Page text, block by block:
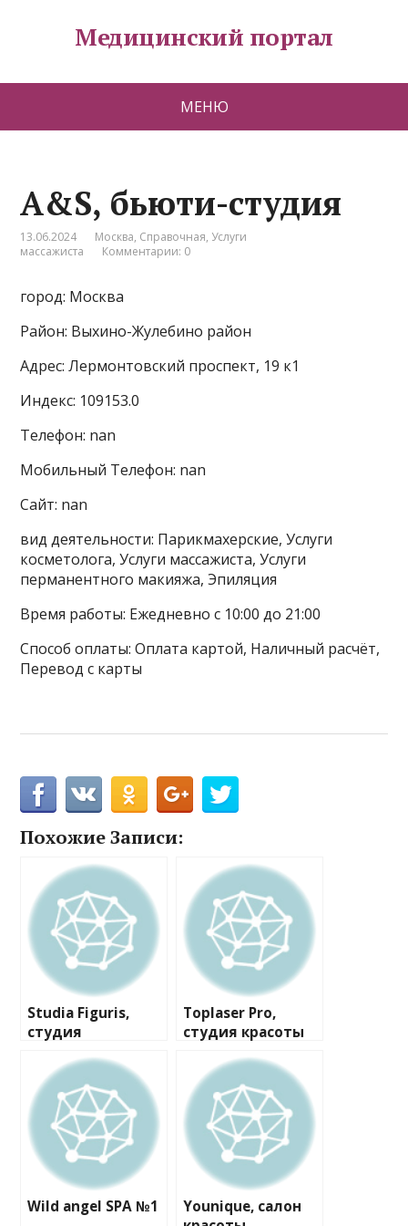
Медицинский портал
МЕНЮ
A&S, бьюти-студия
13.06.2024 Москва, Справочная, Услуги
массажиста
Комментарии: 0
город: Москва
Район: Выхино-Жулебино район
Адрес: Лермонтовский проспект, 19 к1
Индекс: 109153.0
Телефон: nan
Мобильный Телефон: nan
Сайт: nan
вид деятельности: Парикмахерские, Услуги
косметолога, Услуги массажиста, Услуги
перманентного макияжа, Эпиляция
Время работы: Ежедневно с 10:00 до 21:00
Способ оплаты: Оплата картой, Наличный расчёт,
Перевод с карты
Похожие Записи:
Studia Figuris,
студия
фигуры и
депиляции
Toplaser Pro,
студия красоты
Wild angel SPA №1
Younique, салон